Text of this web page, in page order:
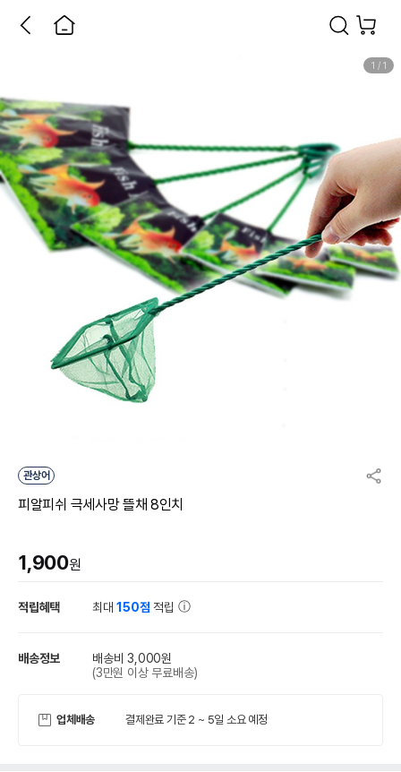
1 / 1
관상어
피알피쉬 극세사망 뜰채 8인치
1,900원
적립혜택 최대150점 적립
배송정보
배송비 3,000원
(3만원 이상 무료배송)
업체배송 결제완료 기준 2 ~ 5일 소요 예정